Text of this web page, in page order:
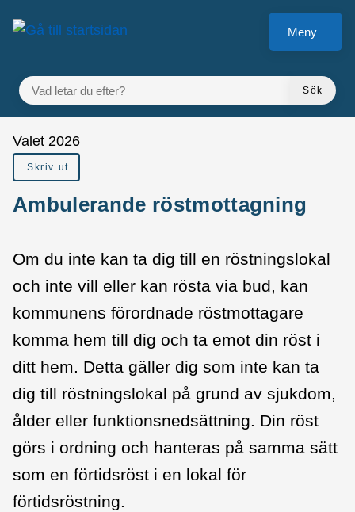
Gå till innehåll
till sidomeny
Meny
VAD LETAR DU EFTER?
Sök
Du är här:
Valet 2026
Skriv ut
Ambulerande röstmottagning
Om du inte kan ta dig till en röstningslokal
och inte vill eller kan rösta via bud, kan
kommunens förordnade röstmottagare
komma hem till dig och ta emot din röst i
ditt hem. Detta gäller dig som inte kan ta
dig till röstningslokal på grund av sjukdom,
ålder eller funktionsnedsättning. Din röst
görs i ordning och hanteras på samma sätt
som en förtidsröst i en lokal för
förtidsröstning.